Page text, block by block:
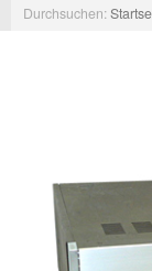
Durchsuchen: